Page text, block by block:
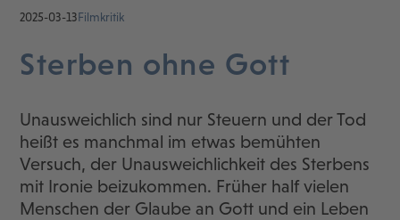
2025-03-13Filmkritik
Sterben ohne Gott
Unausweichlich sind nur Steuern und der Tod
heißt es manchmal im etwas bemühten
Versuch, der Unausweichlichkeit des Sterbens
mit Ironie beizukommen. Früher half vielen
Menschen der Glaube an Gott und ein Leben